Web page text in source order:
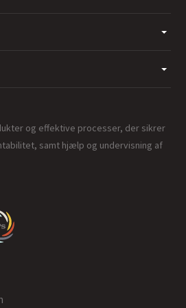
og effektive processer, der sikrer
samt hjælp og undervisning af